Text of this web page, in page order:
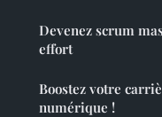
Devenez scrum
effort
Boostez votre
numérique !